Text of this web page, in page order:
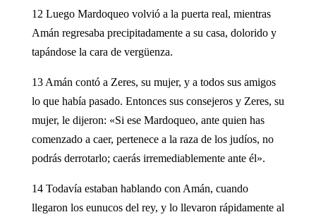
12 Luego Mardoqueo volvió a la puerta real, mientras
Amán regresaba precipitadamente a su casa, dolorido y
tapándose la cara de vergüenza.
13 Amán contó a Zeres, su mujer, y a todos sus amigos
lo que había pasado. Entonces sus consejeros y Zeres, su
mujer, le dijeron: «Si ese Mardoqueo, ante quien has
comenzado a caer, pertenece a la raza de los judíos, no
podrás derrotarlo; caerás irremediablemente ante él».
14 Todavía estaban hablando con Amán, cuando
llegaron los eunucos del rey, y lo llevaron rápidamente al